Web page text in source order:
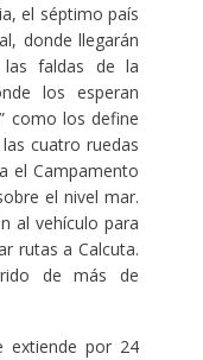
el séptimo país
donde llegarán
faldas de la
los esperan
como los define
cuatro ruedas
el Campamento
el nivel mar.
al vehículo para
rutas a Calcuta.
de más de
extiende por 24